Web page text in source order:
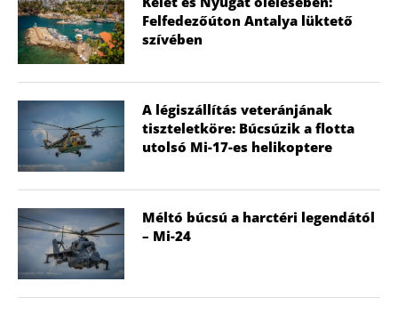
Felfedezőúton Antalya lüktető
szívében
A légiszállítás veteránjának
tiszteletköre: Búcsúzik a flotta
utolsó Mi-17-es helikoptere
Méltó búcsú a harctéri legendától
– Mi-24